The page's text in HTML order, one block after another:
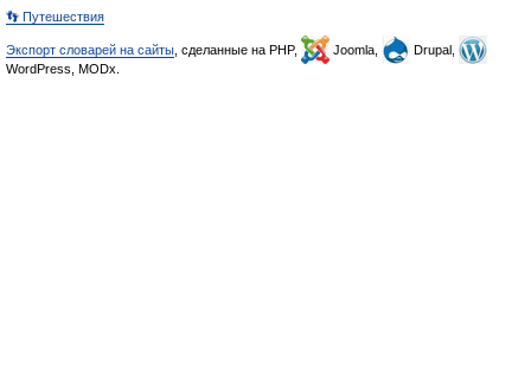
👣 Путешествия
Экспорт словарей на сайты , сделанные на PHP, Joomla,
Drupal,
WordPress, MODx.